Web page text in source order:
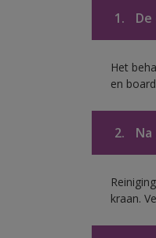
1.
Het
en
2.
kraan.